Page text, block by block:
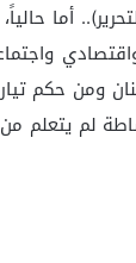
أما
ومن حكم
لم